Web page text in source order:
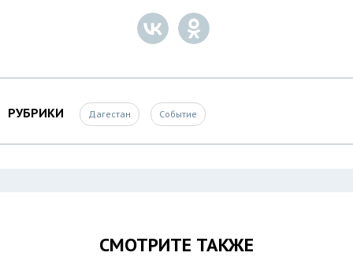
РУБРИКИ Дагестан Событие
СМОТРИТЕ ТАКЖЕ